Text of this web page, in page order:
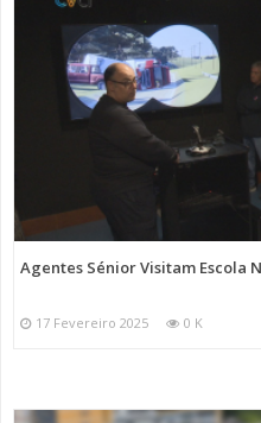
Agentes Sénior Visitam Escola
17 Fevereiro 2025 0 K